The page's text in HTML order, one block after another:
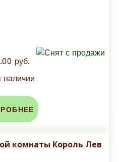
руб.
наличии
комнаты Король Лев